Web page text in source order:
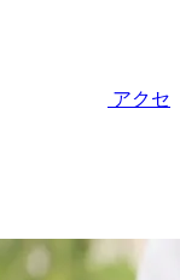
アクセ